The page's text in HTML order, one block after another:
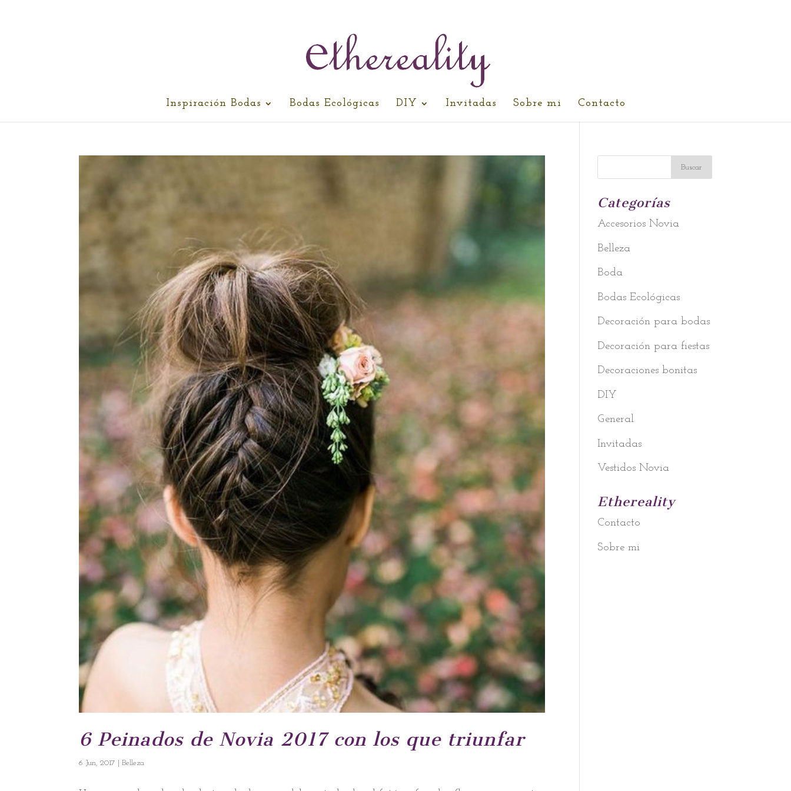
Inspiración Bodas Bodas Ecológicas DIY Invitadas Sobre mi Contacto
6 Peinados de Novia 2017 con los que triunfar
6 Jun, 2017 |Belleza
Categorías
Accesorios Novia
Belleza
Boda
Bodas Ecológicas
Decoración para bodas
Decoración para fiestas
Decoraciones bonitas
DIY
General
Invitadas
Vestidos Novia
Ethereality
Contacto
Sobre mi